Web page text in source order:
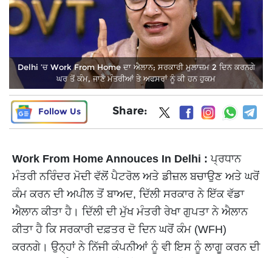
Delhi ’ਚ Work From Home ਦਾ ਐਲਾਨ; ਸਰਕਾਰੀ ਮੁਲਾਜ਼ਮ 2 ਦਿਨ ਕਰਨਗੇ
ਘਰ ਤੋਂ ਕੰਮ, ਜਾਣੋ ਮੰਤਰੀਆਂ ਤੇ ਅਫਸਰਾਂ ਨੂੰ ਕੀ ਹਨ ਹੁਕਮ
Follow Us Share:
Work From Home Annouces In Delhi : ਪ੍ਰਧਾਨ
ਮੰਤਰੀ ਨਰਿੰਦਰ ਮੋਦੀ ਵੱਲੋਂ ਪੈਟਰੋਲ ਅਤੇ ਡੀਜ਼ਲ ਬਚਾਉਣ ਅਤੇ ਘਰੋਂ
ਕੰਮ ਕਰਨ ਦੀ ਅਪੀਲ ਤੋਂ ਬਾਅਦ, ਦਿੱਲੀ ਸਰਕਾਰ ਨੇ ਇੱਕ ਵੱਡਾ
ਐਲਾਨ ਕੀਤਾ ਹੈ। ਦਿੱਲੀ ਦੀ ਮੁੱਖ ਮੰਤਰੀ ਰੇਖਾ ਗੁਪਤਾ ਨੇ ਐਲਾਨ
ਕੀਤਾ ਹੈ ਕਿ ਸਰਕਾਰੀ ਦਫ਼ਤਰ ਦੋ ਦਿਨ ਘਰੋਂ ਕੰਮ (WFH)
ਕਰਨਗੇ। ਉਨ੍ਹਾਂ ਨੇ ਨਿੱਜੀ ਕੰਪਨੀਆਂ ਨੂੰ ਵੀ ਇਸ ਨੂੰ ਲਾਗੂ ਕਰਨ ਦੀ